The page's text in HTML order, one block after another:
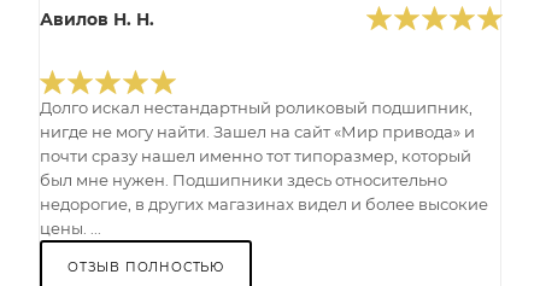
Авилов Н. Н.
Долго искал нестандартный роликовый подшипник,
нигде не могу найти. Зашел на сайт «Мир привода» и
почти сразу нашел именно тот типоразмер, который
был мне нужен. Подшипники здесь относительно
недорогие, в других магазинах видел и более высокие
цены. ...
ОТЗЫВ ПОЛНОСТЬЮ